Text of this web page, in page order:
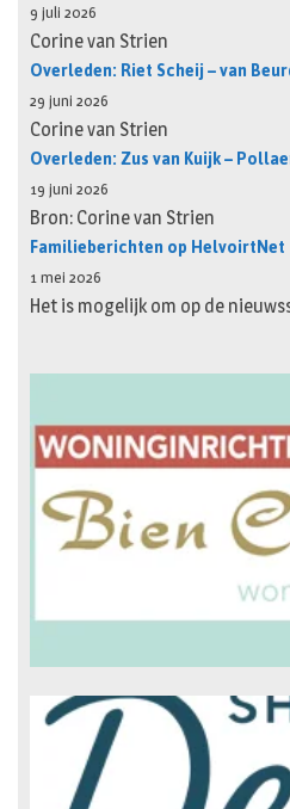
9 juli 2026
Corine van Strien
Overleden: Riet Scheij – van
29 juni 2026
Corine van Strien
Overleden: Zus van Kuijk –
19 juni 2026
Bron: Corine van Strien
Familieberichten op HelvoirtNet
1 mei 2026
Het is mogelijk om op de